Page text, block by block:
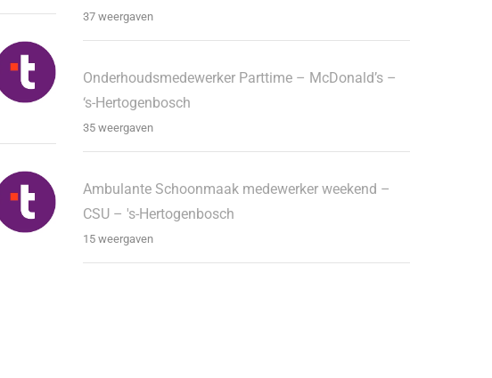
37 weergaven
Onderhoudsmedewerker Parttime – McDonald’s –
‘s-Hertogenbosch
35 weergaven
Ambulante Schoonmaak medewerker weekend –
CSU – 's-Hertogenbosch
15 weergaven